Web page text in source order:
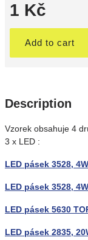
1 Kč
Add to cart
Description
Vzorek obsahuje 4
3 x LED :
LED pásek 3528,
LED pásek 3528,
LED pásek 5630
LED pásek 2835,